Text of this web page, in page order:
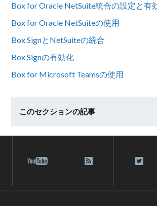
Box for Oracle NetSuite統合の設定と有
Box for Oracle NetSuiteの使用
Box SignとNetSuiteの統合
Box Signの有効化
Box for Microsoft Teamsの使用
このセクションの記事